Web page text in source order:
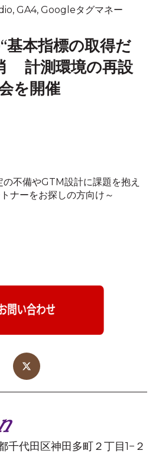
, GA4, Googleタグマネー
基本指標の取得だ
計測環境の再設
を開催
不備やGTM設計に課題を抱え
ナーをお探しの方向け～
代田区神田多町２丁目1−２